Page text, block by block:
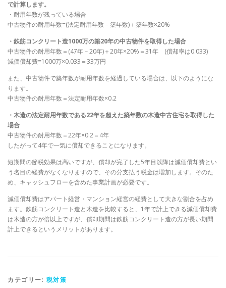
で計算します。
・耐用年数が残っている場合
中古物件の耐用年数=(法定耐用年数－築年数)＋築年数×20%
・鉄筋コンクリート造1000万の築20年の中古物件を取得した場合
中古物件の耐用年数＝(47年－20年)＋20年×20%＝31年 (償却率は0.033)
減価償却費=1000万×0.033＝33万円
また、中古物件で築年数が耐用年数を経過している場合は、以下のようにな
ります。
中古物件の耐用年数＝法定耐用年数×0.2
・木造の法定耐用年数である22年を超えた築年数の木造中古住宅を取得した
場合
中古物件の耐用年数＝22年×0.2＝4年
したがって4年で一気に償却できることになります。
短期間の節税効果は高いですが、償却が完了した5年目以降は減価償却費とい
う名目の経費がなくなりますので、その分支払う税金は増加します。そのた
め、キャッシュフローを含めた事業計画が必要です。
減価償却費はアパート経営・マンション経営の経費として大きな割合を占め
ます。鉄筋コンクリート造と木造を比較すると、1年で計上できる減価償却費
は木造の方が倍以上ですが、償却期間は鉄筋コンクリート造の方が長い期間
計上できるというメリットがあります。
カテゴリー: 税対策